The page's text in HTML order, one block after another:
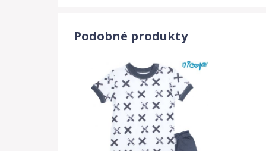
Podobné produkty